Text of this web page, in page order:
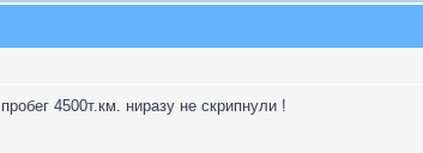
пробег 4500т.км. ниразу не скрипнули !